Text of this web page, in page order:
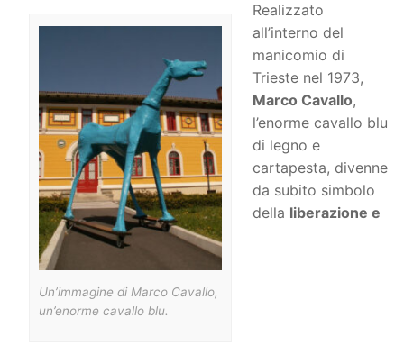
Un’immagine di Marco Cavallo,
un’enorme cavallo blu.
Realizzato
all’interno del
manicomio di
Trieste nel 1973,
Marco Cavallo,
l’enorme cavallo blu
di legno e
cartapesta, divenne
da subito simbolo
della liberazione e